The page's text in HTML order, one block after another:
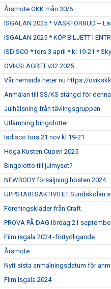
Årsmöte ÖKK mån 30/6
ISGALAN 2025 * VÄSKFÖRBUD --
ISGALAN 2025 * KÖP BILJETT I
ISDISCO * tors 3 april * kl 19-21 *
ÖVIKSLÄGRET v32 2025
Vår hemsida heter nu https://
Anmälan till SS/KS stängd för
Julhälsning från tävlingsgruppen
Utlämning bingolotter
Isdisco tors 21 nov kl 19-21
Höga Kusten Cupen 2025
Bingolotto till julmyset?
NEWBODY försäljning hösten 2024
UPPSTARTSAKTIVITET Sundskolan
Föreningskläder från Craft
PROVA PÅ DAG lördag 21
Film isgala 2024 -förtydligande
Årsmöte
Nytt sista anmälningsdatum för
Film Isgala 2024